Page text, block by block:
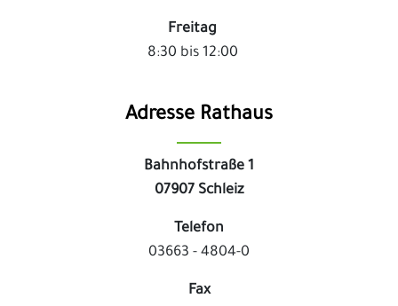
Freitag
8:30 bis 12:00
Adresse Rathaus
Bahnhofstraße 1
07907 Schleiz
Telefon
03663 - 4804-0
Fax